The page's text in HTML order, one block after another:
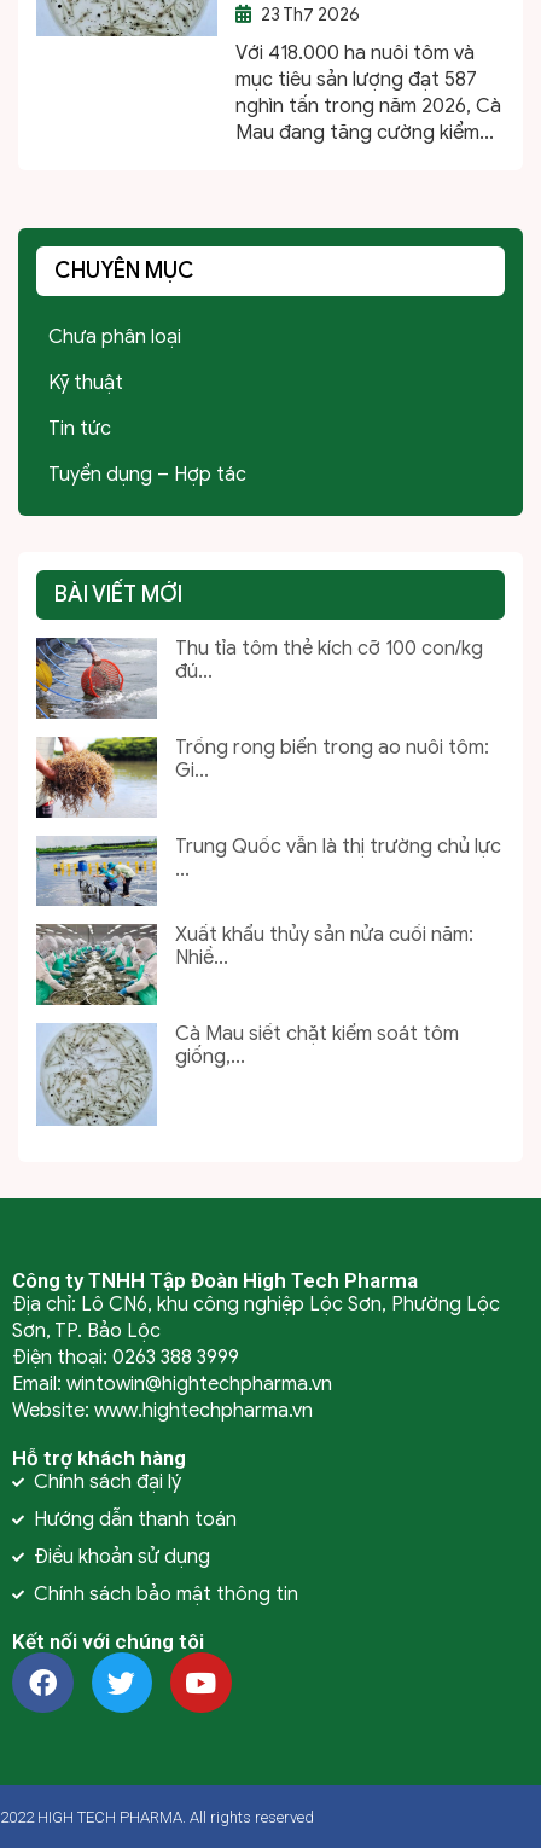
23 Th7 2026
Với 418.000 ha nuôi tôm và
mục tiêu sản lượng đạt 587
nghìn tấn trong năm 2026, Cà
Mau đang tăng cường kiểm...
CHUYÊN MỤC
Chưa phân loại
Kỹ thuật
Tin tức
Tuyển dụng – Hợp tác
BÀI VIẾT MỚI
Thu tỉa tôm thẻ kích cỡ 100 con/kg
đú...
Trồng rong biển trong ao nuôi tôm:
Gi...
Trung Quốc vẫn là thị trường chủ lực
...
Xuất khẩu thủy sản nửa cuối năm:
Nhiề...
Cà Mau siết chặt kiểm soát tôm
giống,...
Công ty TNHH Tập Đoàn High Tech Pharma
Địa chỉ: Lô CN6, khu công nghiệp Lộc Sơn, Phường Lộc
Sơn, TP. Bảo Lộc
Điện thoại: 0263 388 3999
Email: wintowin@hightechpharma.vn
Website: www.hightechpharma.vn
Hỗ trợ khách hàng
Chính sách đại lý
Hướng dẫn thanh toán
Điều khoản sử dụng
Chính sách bảo mật thông tin
Kết nối với chúng tôi
2022 HIGH TECH PHARMA. All rights reserved